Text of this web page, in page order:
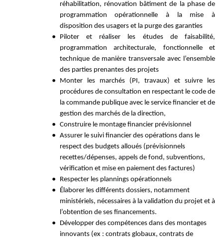
réhabilitation, rénovation bâtiment de la phase de
programmation opérationnelle à la mise à
disposition des usagers et la purge des garanties
Piloter et réaliser les études de faisabilité,
programmation architecturale, fonctionnelle et
technique de manière transversale avec l’ensemble
des parties prenantes des projets
Monter les marchés (PI, travaux) et suivre les
procédures de consultation en respectant le code de
la commande publique avec le service financier et de
gestion des marchés de la direction,
Construire le montage financier prévisionnel
Assurer le suivi financier des opérations dans le
respect des budgets alloués (prévisionnels
recettes/dépenses, appels de fond, subventions,
vérification et mise en paiement des factures)
Respecter les plannings opérationnels
Élaborer les différents dossiers, notamment
ministériels, nécessaires à la validation du projet et à
l’obtention de ses financements.
Développer des compétences dans des montages
innovants (ex : contrats globaux, contrats de